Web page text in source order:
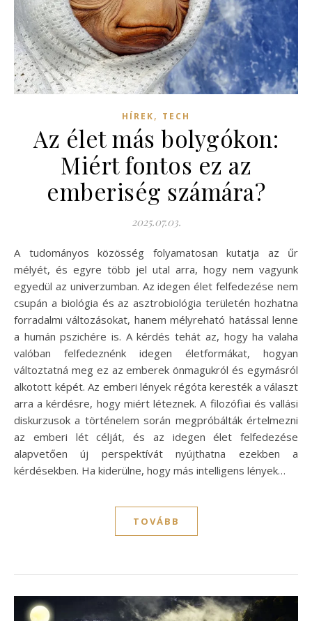
HÍREK, TECH
Az élet más bolygókon:
Miért fontos ez az
emberiség számára?
2025.07.03.
A tudományos közösség folyamatosan kutatja az űr
mélyét, és egyre több jel utal arra, hogy nem vagyunk
egyedül az univerzumban. Az idegen élet felfedezése nem
csupán a biológia és az asztrobiológia területén hozhatna
forradalmi változásokat, hanem mélyreható hatással lenne
a humán pszichére is. A kérdés tehát az, hogy ha valaha
valóban felfedeznénk idegen életformákat, hogyan
változtatná meg ez az emberek önmagukról és egymásról
alkotott képét. Az emberi lények régóta keresték a választ
arra a kérdésre, hogy miért léteznek. A filozófiai és vallási
diskurzusok a történelem során megpróbálták értelmezni
az emberi lét célját, és az idegen élet felfedezése
alapvetően új perspektívát nyújthatna ezekben a
kérdésekben. Ha kiderülne, hogy más intelligens lények…
TOVÁBB